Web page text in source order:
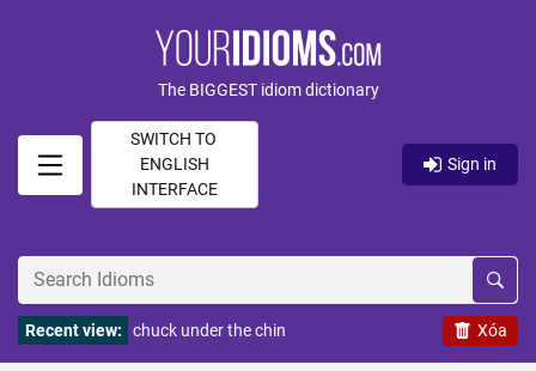
The BIGGEST idiom dictionary
SWITCH TO
ENGLISH
INTERFACE
Sign in
Xóa
Recent view: chuck under the chin